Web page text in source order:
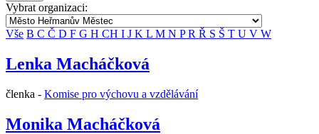
Vybrat organizaci:
Vše B C Č D F G H CH I J K L M N PR Ř S Š T U V W
Lenka Macháčková
členka - Komise pro výchovu a vzdělávání
Monika Macháčková